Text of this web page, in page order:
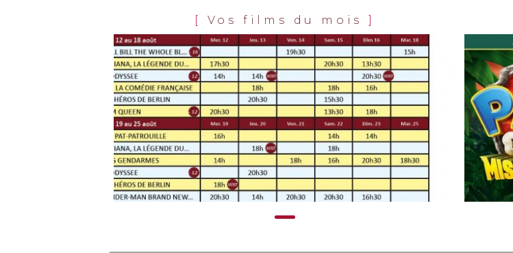
Bande-annonce
AVERT. TOUT PUBLIC
VF
AVERT.
TOUT
PUBLIC
Lorsqu’un
ennemi
inattendu et
impitoyable surgit, Kara
Zor-El est forcée, malgré
elle, de faire équipe avec un
compagnon improbable.
Ensemble, ils...
Réalisation :Craig
Gillespie
Acteurs :Milly Alcock, Eve
Ridley, Matthias...
Bande-annonce
TOUT PUBLIC
VF
TOUT
PUBLIC
Juin 1940. La
France
s'effondre et signe
l’armistice. Au milieu du
chaos, un homme refuse de
céder. Seul contre tous, ce
général inconnu
Réalisation :Antonin
Baudry
Bande-annonce
Jim, icône
sexy de la scène gay
parisienne, voit sa vie
basculer lorsqu’il contracte
l’Hétérose, un étrange virus
qui transforme les hommes
gays…...
Réalisation :Nicolas
Athané, Marco Nguyen
Jéremy Gillet,...
[ Vos films du mois]